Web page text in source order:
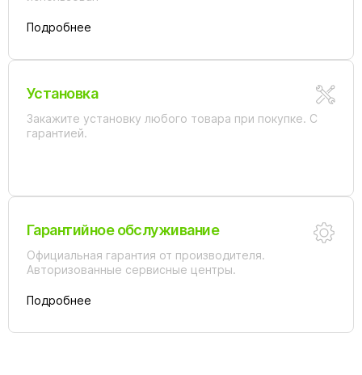
Подробнее
Установка
Закажите установку любого товара при покупке. С
гарантией.
Гарантийное обслуживание
Официальная гарантия от производителя.
Авторизованные сервисные центры.
Подробнее